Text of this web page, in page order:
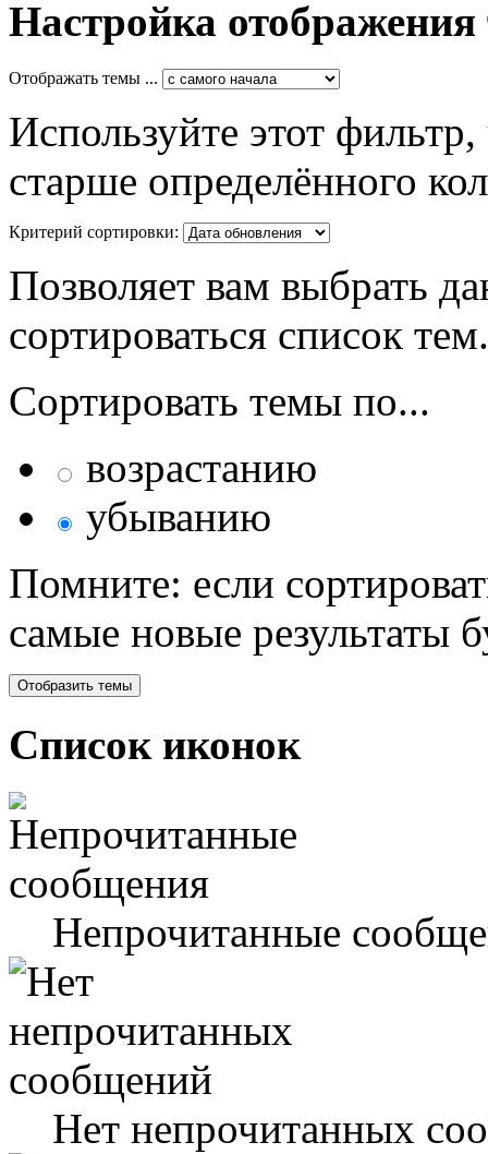
Настройка отображения
Отображать темы ...
Используйте этот
старше определённого
Критерий сортировки:
Позволяет вам выбрать
сортироваться список тем.
Сортировать темы по...
возрастанию
убыванию
Помните: если
самые новые результаты
Список иконок
Непрочитанные
Нет непрочитанных